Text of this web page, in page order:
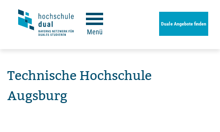
Menü
Duale Angebote finden
Technische Hochschule
Augsburg